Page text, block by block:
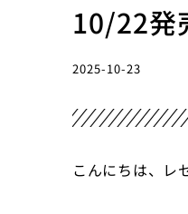
10/22発
2025-10-23
こんにちは、レ